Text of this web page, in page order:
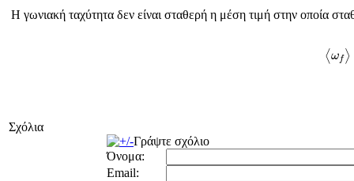
Η γωνιακή ταχύτητα δεν είναι σταθερή η μέση τιμή στην οποία
⟨ωf ⟩
Σχόλια
Γράψτε σχόλιο
Όνομα:
Email: